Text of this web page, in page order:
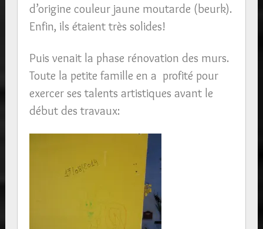
d’origine couleur jaune moutarde (beurk).
Enfin, ils étaient très solides!
Puis venait la phase rénovation des murs.
Toute la petite famille en a profité pour
exercer ses talents artistiques avant le
début des travaux: